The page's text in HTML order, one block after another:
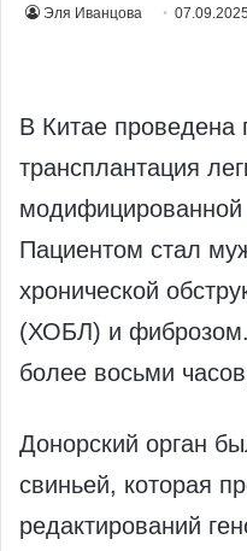
Эля Иванцова 07.09.2025
В Китае проведена
трансплантация
модифицированной
Пациентом стал
хронической
(ХОБЛ) и
более восьми
Донорский орган
свиньей, которая
редактирований